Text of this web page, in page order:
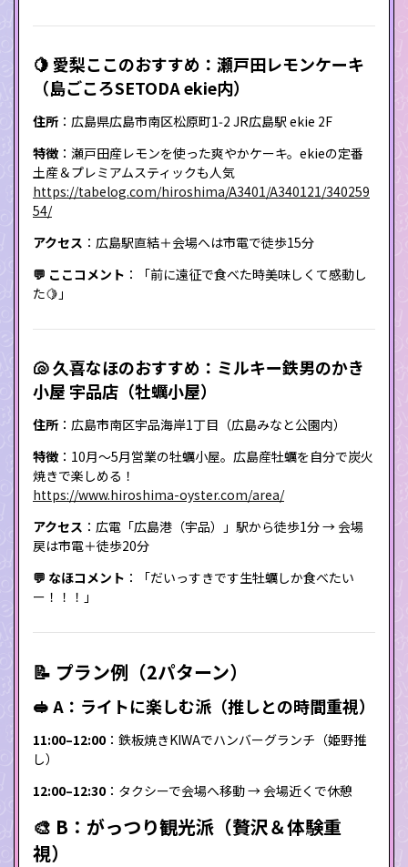
🍋 愛梨ここのおすすめ：瀬戸田レモンケーキ
（島ごころSETODA ekie内）
住所 ：広島県広島市南区松原町1‑2 JR広島駅 ekie 2F
特徴 ：瀬戸田産レモンを使った爽やかケーキ。ekieの定番
土産＆プレミアムスティックも人気
https://tabelog.com/hiroshima/A3401/A340121/340259
54/
アクセス ：広島駅直結＋会場へは市電で徒歩15分
💬 ここコメント ：「前に遠征で食べた時美味しくて感動し
た🍋」
🐚 久喜なほのおすすめ：ミルキー鉄男のかき
小屋 宇品店（牡蠣小屋）
住所 ：広島市南区宇品海岸1丁目（広島みなと公園内）
特徴 ：10月〜5月営業の牡蠣小屋。広島産牡蠣を自分で炭火
焼きで楽しめる！
https://www.hiroshima-oyster.com/area/
アクセス ：広電「広島港（宇品）」駅から徒歩1分 → 会場
戻は市電＋徒歩20分
💬 なほコメント ：「だいっすきです生牡蠣しか食べたい
ー！！！」
📝 プラン例（2パターン）
🥪 A：ライトに楽しむ派（推しとの時間重視）
11:00–12:00 ：鉄板焼きKIWAでハンバーグランチ（姫野推
し）
12:00–12:30 ：タクシーで会場へ移動 → 会場近くで休憩
🎨 B：がっつり観光派（贅沢＆体験重
視）